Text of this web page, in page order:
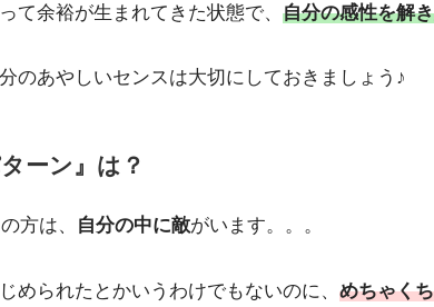
て余裕が生まれてきた状態で、 自分の感性を解
のあやしいセンスは大切にしておきましょう♪
ーン』は？
方は、 自分の中に敵がいます。。。
められたとかいうわけでもないのに、 めちゃく